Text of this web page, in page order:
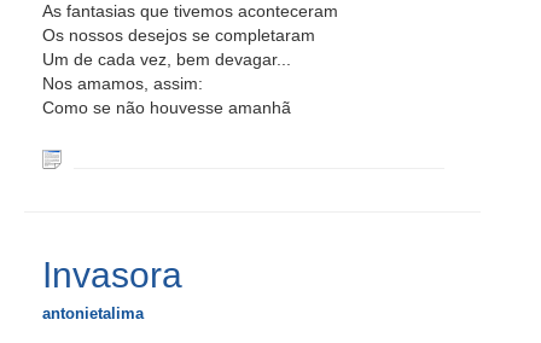
As fantasias que tivemos aconteceram
Os nossos desejos se completaram
Um de cada vez, bem devagar...
Nos amamos, assim:
Como se não houvesse amanhã
Invasora
antonietalima